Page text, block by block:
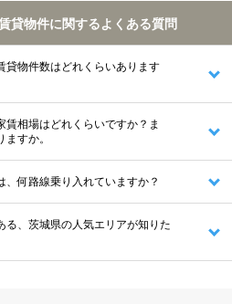
貸物件に関するよくある質問
貸物件数はどれくらいあります
賃相場はどれくらいですか？ま
すか。
、何路線乗り入れていますか？
る、茨城県の人気エリアが知りた